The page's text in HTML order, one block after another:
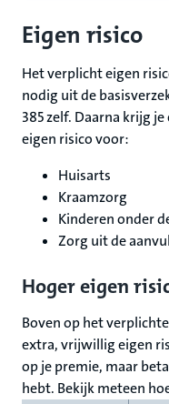
Eigen risico
Het verplicht eigen
nodig uit de
385 zelf. Daarna krijg
eigen risico voor:
Huisarts
Kraamzorg
Kinderen onder
Zorg uit de
Hoger eigen
Boven op het
extra, vrijwillig eigen
op je premie, maar
hebt. Bekijk meteen